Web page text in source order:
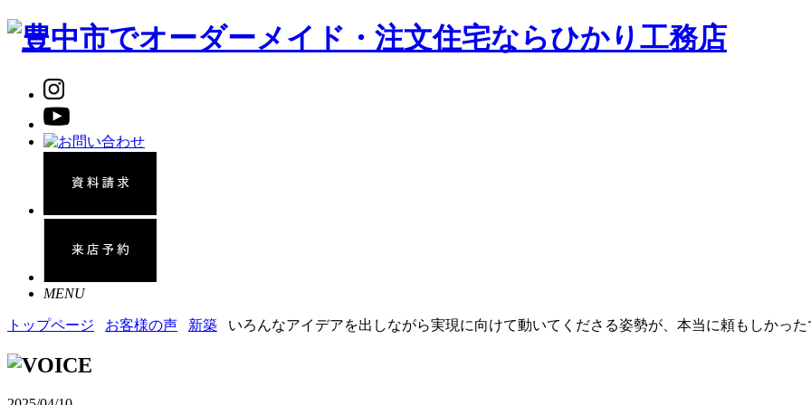
MENU
トップページ お客様の声 新築 いろんなアイデアを出しながら実現に向けて動いてくださる姿勢が、本当に頼もしかった